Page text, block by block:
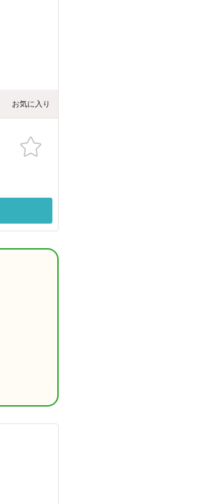
お気に入り